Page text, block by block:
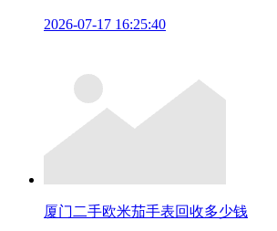
2026-07-17 16:25:40
厦门二手欧米茄手表回收多少钱